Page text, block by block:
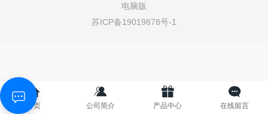
电脑版
苏ICP备19019878号-1
首页 公司简介 产品中心 在线留言